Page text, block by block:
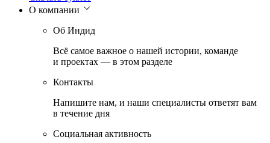
О компании
Об Индид
Всё самое важное о нашей истории, команде
и проектах — в этом разделе
Контакты
Напишите нам, и наши специалисты ответят вам
в течение дня
Социальная активность